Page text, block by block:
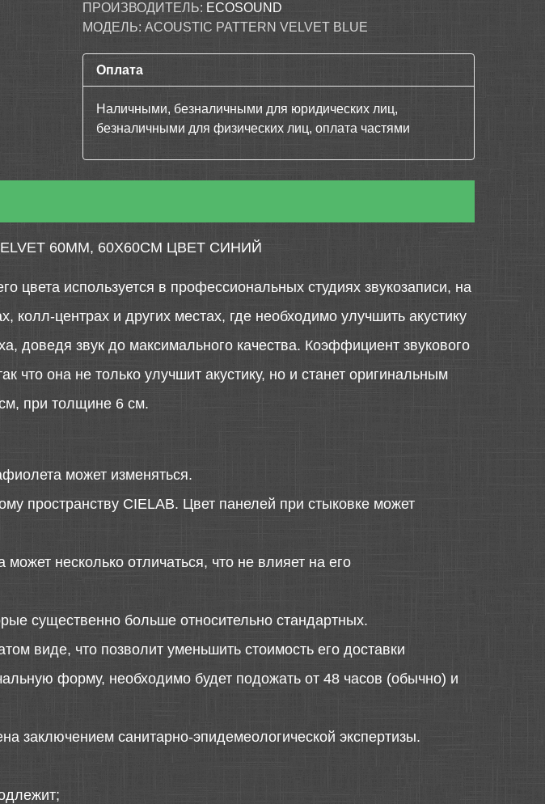
ПРОИЗВОДИТЕЛЬ: ECOSOUND
МОДЕЛЬ: ACOUSTIC PATTERN VELVET BLUE
Оплата
Наличными, безналичными для юридических лиц,
безналичными для физических лиц, оплата частями
60ММ, 60Х60СМ ЦВЕТ СИНИЙ
цвета используется в профессиональных студиях звукозаписи, на
колл-центрах и других местах, где необходимо улучшить акустику
звук до максимального качества. Коэффициент звукового
она не только улучшит акустику, но и станет оригинальным
при толщине 6 см.
может изменяться.
пространству CIELAB. Цвет панелей при стыковке может
несколько отличаться, что не влияет на его
существенно больше относительно стандартных.
виде, что позволит уменьшить стоимость его доставки
форму, необходимо будет подожать от 48 часов (обычно) и
заключением санитарно-эпидемеологической экспертизы.